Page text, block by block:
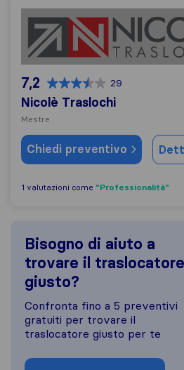
Nicolè Traslochi
7,2 29
Nicolè Traslochi
Mestre
Chiedi preventivo
1 valutazioni come "Professionalità"
Bisogno di aiuto a
trovare il traslocatore
giusto?
Confronta fino a 5 preventivi
gratuiti per trovare il
traslocatore giusto per te